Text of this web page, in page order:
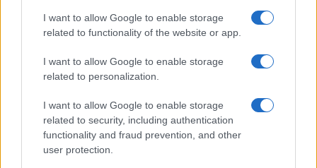
I want to allow Google to enable storage
related to functionality of the website or app.
I want to allow Google to enable storage
related to personalization.
I want to allow Google to enable storage
related to security, including authentication
functionality and fraud prevention, and other
user protection.
tra dispositivi Apple e Android. Offre una
panoramica operativa rivolta agli utenti che
intendono migrare numeri o profili dati senza
interruzioni, tenendo conto delle differenze di
Fonte tecnica e pubblicazione originale: documento
di supporto Apple aggiornato e informazioni